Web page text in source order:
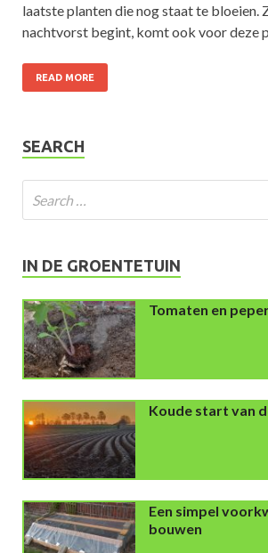
laatste planten die nog staat te bloeien.
nachtvorst begint, komt ook voor deze
READ MORE
SEARCH
IN DE GROENTETUIN
Tomaten en
Koude start van
Een simpel
bouwen